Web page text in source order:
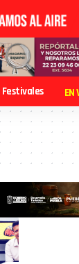
Festivales EN